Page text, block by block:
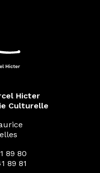
Hicter
Culturelle
89 80
89 81